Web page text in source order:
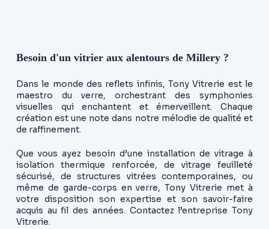
Besoin d'un vitrier aux alentours de Millery ?
Dans le monde des reflets infinis, Tony Vitrerie est le
maestro du verre, orchestrant des symphonies
visuelles qui enchantent et émerveillent. Chaque
création est une note dans notre mélodie de qualité et
de raffinement.
Que vous ayez besoin d’une installation de vitrage à
isolation thermique renforcée, de vitrage feuilleté
sécurisé, de structures vitrées contemporaines, ou
même de garde-corps en verre, Tony Vitrerie met à
votre disposition son expertise et son savoir-faire
acquis au fil des années. Contactez l’entreprise Tony
Vitrerie.